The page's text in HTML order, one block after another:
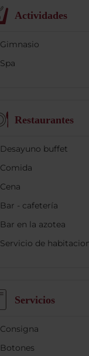
Actividades
Gimnasio
Spa
Restaurantes
Desayuno buffet
Comida
Cena
Bar - cafetería
Bar en la azotea
Servicio de
Servicios
Consigna
Botones